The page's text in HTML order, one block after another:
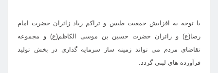
با توجه به افزایش جمعیت طبس و تراکم زیاد زائران حضرت امام
رضا(ع) و زائران حضرت حسین بن موسی الکاظم(ع) و مجموعه
تقاضای مردم می تواند زمینه ساز سرمایه گذاری در بخش تولید
فرآورده های لبنی گردد.